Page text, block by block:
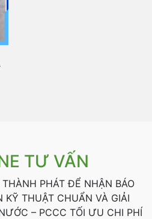
TƯ VẤN
PHÁT ĐỂ NHẬN BÁO
KỸ THUẬT CHUẨN VÀ GIẢI
– PCCC TỐI ƯU CHI PHÍ